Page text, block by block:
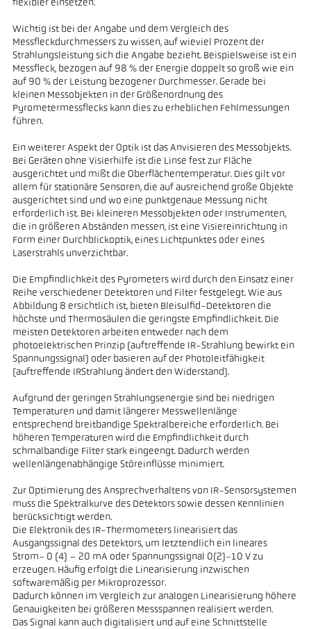
flexibler einsetzen.
Wichtig ist bei der Angabe und dem Vergleich des
Messfleckdurchmessers zu wissen, auf wieviel Prozent der
Strahlungsleistung sich die Angabe bezieht. Beispielsweise ist ein
Messfleck, bezogen auf 98 % der Energie doppelt so groß wie ein
auf 90 % der Leistung bezogener Durchmesser. Gerade bei
kleinen Messobjekten in der Größenordnung des
Pyrometermessflecks kann dies zu erheblichen Fehlmessungen
führen.
Ein weiterer Aspekt der Optik ist das Anvisieren des Messobjekts.
Bei Geräten ohne Visierhilfe ist die Linse fest zur Fläche
ausgerichtet und mißt die Oberflächentemperatur. Dies gilt vor
allem für stationäre Sensoren, die auf ausreichend große Objekte
ausgerichtet sind und wo eine punktgenaue Messung nicht
erforderlich ist. Bei kleineren Messobjekten oder Instrumenten,
die in größeren Abständen messen, ist eine Visiereinrichtung in
Form einer Durchblickoptik, eines Lichtpunktes oder eines
Laserstrahls unverzichtbar.
Die Empfindlichkeit des Pyrometers wird durch den Einsatz einer
Reihe verschiedener Detektoren und Filter festgelegt. Wie aus
Abbildung 8 ersichtlich ist, bieten Bleisulfid-Detektoren die
höchste und Thermosäulen die geringste Empfindlichkeit. Die
meisten Detektoren arbeiten entweder nach dem
photoelektrischen Prinzip (auftreffende IR-Strahlung bewirkt ein
Spannungssignal) oder basieren auf der Photoleitfähigkeit
(auftreffende IRStrahlung ändert den Widerstand).
Aufgrund der geringen Strahlungsenergie sind bei niedrigen
Temperaturen und damit längerer Messwellenlänge
entsprechend breitbandige Spektralbereiche erforderlich. Bei
höheren Temperaturen wird die Empfindlichkeit durch
schmalbandige Filter stark eingeengt. Dadurch werden
wellenlängenabhängige Störeinflüsse minimiert.
Zur Optimierung des Ansprechverhaltens von IR-Sensorsystemen
muss die Spektralkurve des Detektors sowie dessen Kennlinien
berücksichtigt werden.
Die Elektronik des IR-Thermometers linearisiert das
Ausgangssignal des Detektors, um letztendlich ein lineares
Strom- 0 (4) – 20 mA oder Spannungssignal 0(2)-10 V zu
erzeugen. Häufig erfolgt die Linearisierung inzwischen
softwaremäßig per Mikroprozessor.
Dadurch können im Vergleich zur analogen Linearisierung höhere
Genauigkeiten bei größeren Messspannen realisiert werden.
Das Signal kann auch digitalisiert und auf eine Schnittstelle